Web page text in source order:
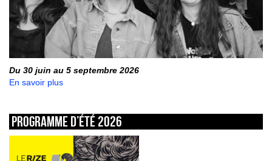
Du 30 juin au 5 septembre 2026
En savoir plus
Programme d’été 2026